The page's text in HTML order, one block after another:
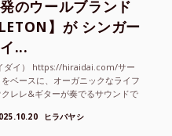
のウールブランド
】が シンガー
...
ダイ） https://hiraidai.com/サー
ベースに、オーガニックなライフ
レレ&ギターが奏でるサウンドで
ヒラバヤシ